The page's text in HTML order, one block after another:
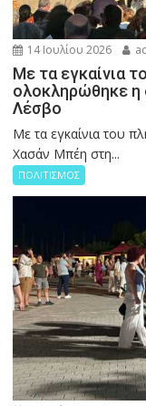
14 Ιουλίου 2026
Με τα εγκαίνια
ολοκληρώθηκε η
Λέσβο
Με τα εγκαίνια του
Χασάν Μπέη στη...
ΠΟΛΙΤΙΣΜΟΣ